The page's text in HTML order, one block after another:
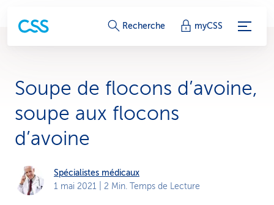
L
e
n
e
Recherche myCSS
Soupe de flocons d’avoine,
soupe aux flocons
d’avoine
Spécialistes médicaux
1 mai 2021 | 2 Min. Temps de Lecture